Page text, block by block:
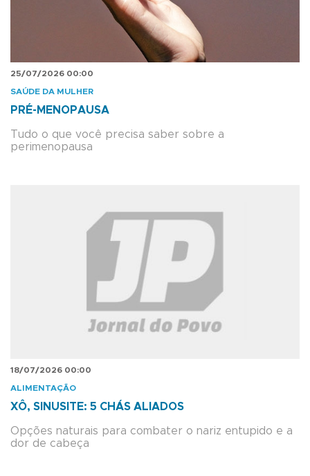
25/07/2026 00:00
SAÚDE DA MULHER
PRÉ-MENOPAUSA
Tudo o que você precisa saber sobre a
perimenopausa
18/07/2026 00:00
ALIMENTAÇÃO
XÔ, SINUSITE: 5 CHÁS ALIADOS
Opções naturais para combater o nariz entupido e a
dor de cabeça